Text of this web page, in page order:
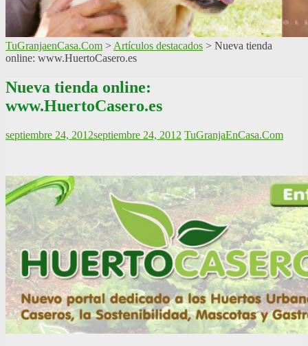
TuGranjaenCasa.Com > Artículos destacados > Nueva tienda
online: www.HuertoCasero.es
Nueva tienda online:
www.HuertoCasero.es
septiembre 24, 2012septiembre 24, 2012 TuGranjaEnCasa.Com